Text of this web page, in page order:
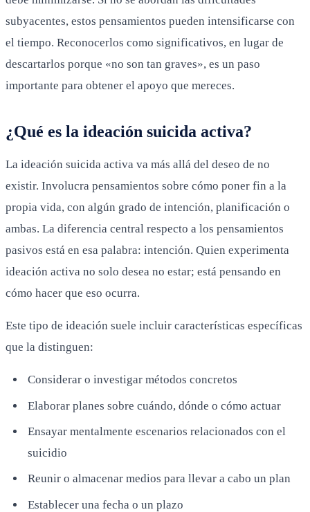
subyacentes, estos pensamientos pueden intensificarse con
el tiempo. Reconocerlos como significativos, en lugar de
descartarlos porque «no son tan graves», es un paso
importante para obtener el apoyo que mereces.
¿Qué es la ideación suicida activa?
La ideación suicida activa va más allá del deseo de no
existir. Involucra pensamientos sobre cómo poner fin a la
propia vida, con algún grado de intención, planificación o
ambas. La diferencia central respecto a los pensamientos
pasivos está en esa palabra: intención. Quien experimenta
ideación activa no solo desea no estar; está pensando en
cómo hacer que eso ocurra.
Este tipo de ideación suele incluir características específicas
que la distinguen:
Considerar o investigar métodos concretos
Elaborar planes sobre cuándo, dónde o cómo actuar
Ensayar mentalmente escenarios relacionados con el
suicidio
Reunir o almacenar medios para llevar a cabo un plan
Establecer una fecha o un plazo